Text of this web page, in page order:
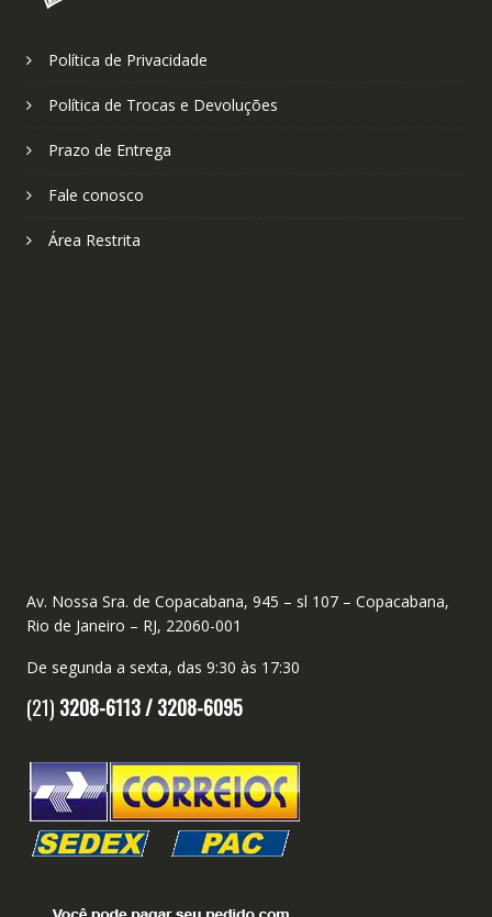
Política de Privacidade
Política de Trocas e Devoluções
Prazo de Entrega
Fale conosco
Área Restrita
Av. Nossa Sra. de Copacabana, 945 – sl 107 – Copacabana,
Rio de Janeiro – RJ, 22060-001
De segunda a sexta, das 9:30 às 17:30
(21) 3208-6113 /3208-6095